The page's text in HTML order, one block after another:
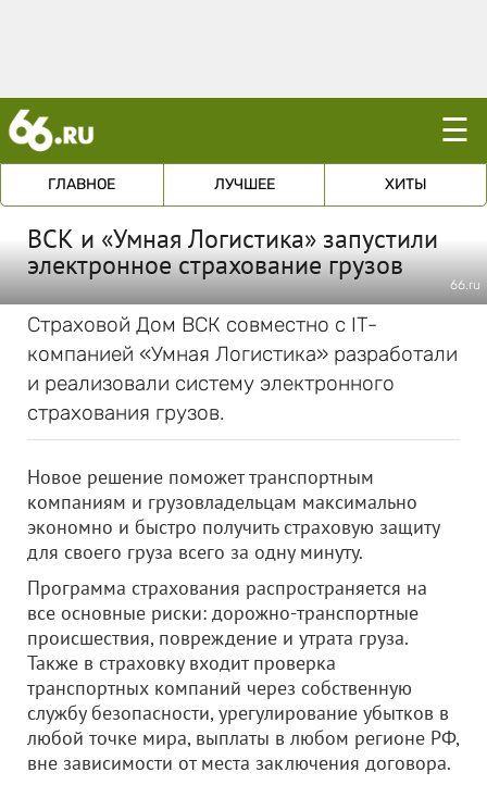
☰
ГЛАВНОЕ ЛУЧШЕЕ ХИТЫ
ВСК и «Умная Логистика» запустили
электронное страхование грузов
66.ru
Страховой Дом ВСК совместно с IT-
компанией «Умная Логистика» разработали
и реализовали систему электронного
страхования грузов.
Новое решение поможет транспортным
компаниям и грузовладельцам максимально
экономно и быстро получить страховую защиту
для своего груза всего за одну минуту.
Программа страхования распространяется на
все основные риски: дорожно-транспортные
происшествия, повреждение и утрата груза.
Также в страховку входит проверка
транспортных компаний через собственную
службу безопасности, урегулирование убытков в
любой точке мира, выплаты в любом регионе РФ,
вне зависимости от места заключения договора.